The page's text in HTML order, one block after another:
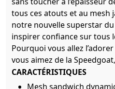
tous ces atouts et au mesh
notre nouvelle superstar
inspirer confiance sur tous
Pourquoi vous allez
vous aimez de la
CARACTÉRISTIQUES
Mesh sandwich